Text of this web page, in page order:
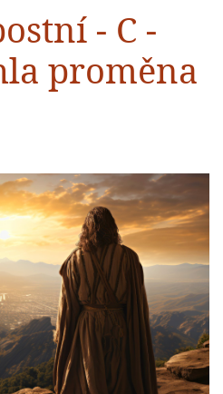
- C -
proměna